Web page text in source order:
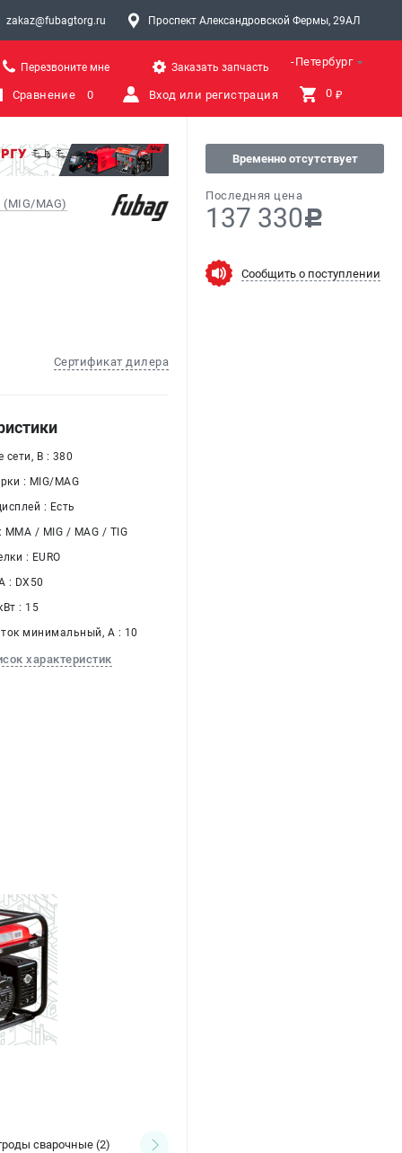
zakaz@fubagtorg.ru Проспект Александровской Фермы, 29АЛ
Санкт-Петербург
Перезвоните мне Заказать запчасть
Сравнение 0 Вход или регистрация 0 ₽
MAG)
Сертификат дилера
Временно отсутствует
Последняя цена
137 330c
Сообщить о поступлении
сети, В : 380
: MIG/MAG
: Есть
MMA / MIG / MAG / TIG
: EURO
: DX50
: 15
минимальный, А : 10
характеристик
сварочные(2)